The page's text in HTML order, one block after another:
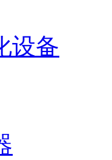
设备